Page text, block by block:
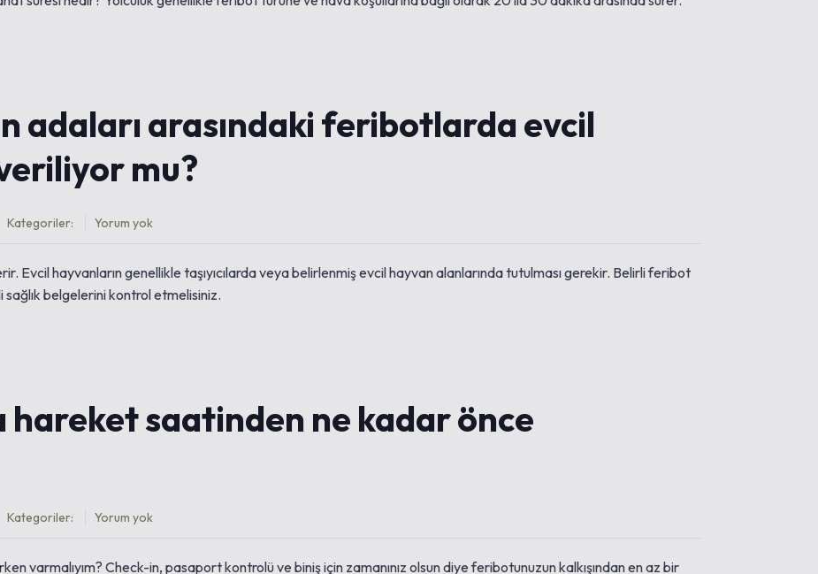
adaları arasındaki feribotlarda evcil
mu?
Kategoriler: Yorum yok
Evcil hayvanların genellikle taşıyıcılarda veya belirlenmiş evcil hayvan alanlarında tutulması gerekir. Belirli feribot
sağlık belgelerini kontrol etmelisiniz.
hareket saatinden ne kadar önce
Kategoriler: Yorum yok
varmalıyım? Check-in, pasaport kontrolü ve biniş için zamanınız olsun diye feribotunuzun kalkışından en az bir